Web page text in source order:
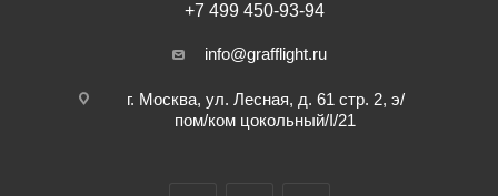
+7 499 450-93-94
info@grafflight.ru
г. Москва, ул. Лесная, д. 61 стр. 2, э/
пом/ком цокольный/I/21